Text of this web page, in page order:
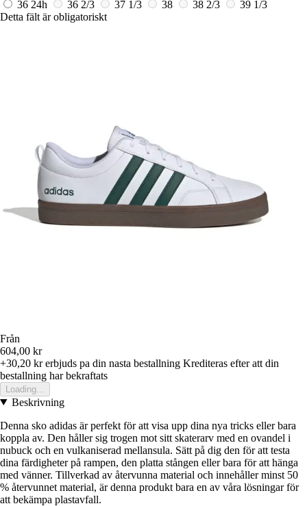
36 24h 36 2/3 37 1/3 38 38 2/3
39 1/3
Detta fält är obligatoriskt
Från
604,00 kr
+30,20 krerbjuds pa din nasta bestallning Krediteras efter att din
bestallning har bekraftats
Loading...
Beskrivning
Denna sko adidas är perfekt för att visa upp dina nya tricks eller bara
koppla av. Den håller sig trogen mot sitt skaterarv med en ovandel i
nubuck och en vulkaniserad mellansula. Sätt på dig den för att testa
dina färdigheter på rampen, den platta stången eller bara för att hänga
med vänner. Tillverkad av återvunna material och innehåller minst 50
% återvunnet material, är denna produkt bara en av våra lösningar för
att bekämpa plastavfall.